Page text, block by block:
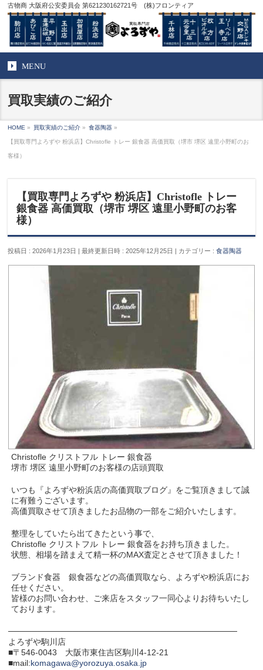
古物商 大阪府公安委員会 第621230162721号 (株)フロンティア
MENU
買取実績のご紹介
HOME » 買取実績のご紹介 » 食器陶器 »
【買取専門よろずや 粉浜店】Christofle トレー 銀食器 高価買取（堺市 堺区 遠里小野町のお
客様）
【買取専門よろずや 粉浜店】Christofle トレー
銀食器 高価買取（堺市 堺区 遠里小野町のお客
様）
投稿日 : 2026年1月23日 最終更新日時 : 2025年12月25日 カテゴリー :食器陶器
Christofle クリストフル トレー 銀食器
堺市 堺区 遠里小野町のお客様の店頭買取
いつも『よろずや粉浜店の高価買取ブログ』をご覧頂きまして誠
に有難うございます。
高価買取させて頂きましたお品物の一部をご紹介いたします。
整理をしていたら出てきたという事で、
Christofle クリストフル トレー 銀食器をお持ち頂きました。
状態、相場を踏まえて精一杯のMAX査定とさせて頂きました！
ブランド食器 銀食器などの高価買取なら、よろずや粉浜店にお
任せください。
皆様のお問い合わせ、ご来店をスタッフ一同心よりお待ちいたし
ております。
───────────────────────────────────────
よろずや駒川店
■〒546-0043 大阪市東住吉区駒川4-12-21
■mail:komagawa@yorozuya.osaka.jp